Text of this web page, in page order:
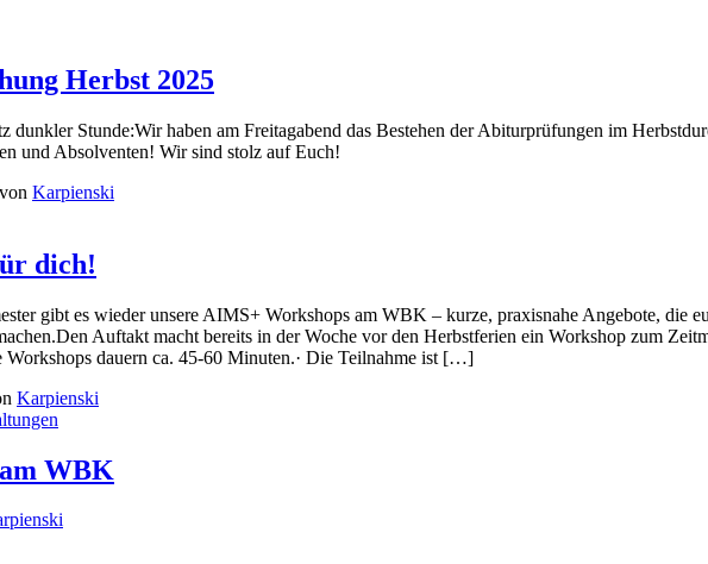
Herbst 2025
dunkler Stunde:Wir haben am Freitagabend das Bestehen der Abiturprüfungen im
und Absolventen! Wir sind stolz auf Euch!
von Karpienski
dich!
gibt es wieder unsere AIMS+ Workshops am WBK – kurze, praxisnahe Angebote, die
Auftakt macht bereits in der Woche vor den Herbstferien ein Workshop zum
Workshops dauern ca. 45-60 Minuten.· Die Teilnahme ist […]
Karpienski
WBK